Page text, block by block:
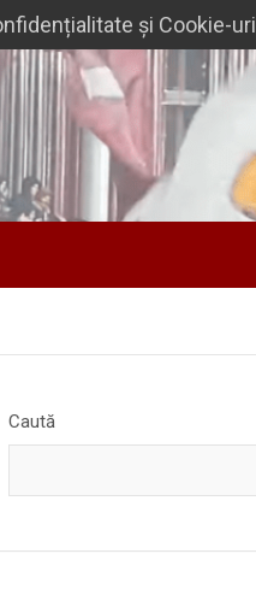
și Cookie-uri
Caută